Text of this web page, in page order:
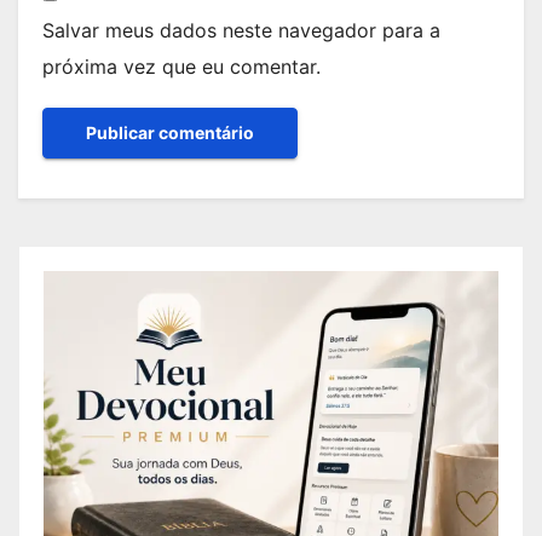
Salvar meus dados neste navegador para a
próxima vez que eu comentar.